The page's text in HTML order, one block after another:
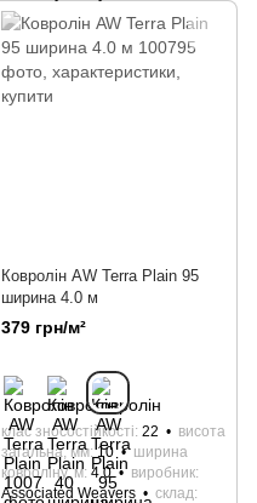
Ковролін AW Terra Plain 95
ширина 4.0 м
379 грн/м²
клас зносостійкості 22
висота
загальна, мм 10
ширина
ковроліну, м 4.0
виробник
Associated Weavers
склад